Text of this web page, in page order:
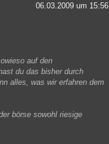
06.03.2009 um 15:56
auf den
du das bisher durch
alles, was wir erfahren dem
börse sowohl riesige